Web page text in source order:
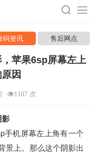
码资讯 售后网点
苹果6sp屏幕左上
因
1107 次
影
手机屏幕左上角有一个
景上。那么这个阴影出